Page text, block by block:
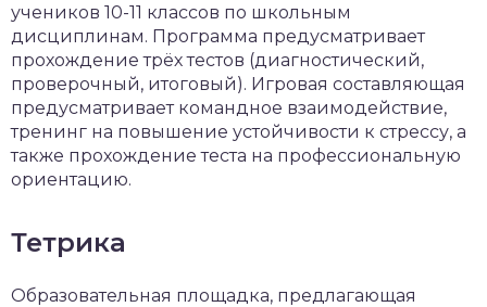
учеников 10-11 классов по школьным
дисциплинам. Программа предусматривает
прохождение трёх тестов (диагностический,
проверочный, итоговый). Игровая составляющая
предусматривает командное взаимодействие,
тренинг на повышение устойчивости к стрессу, а
также прохождение теста на профессиональную
ориентацию.
Тетрика
Образовательная площадка, предлагающая